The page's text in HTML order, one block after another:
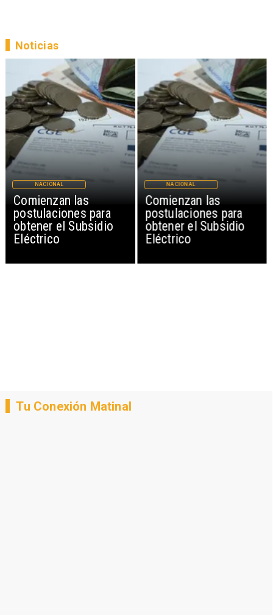
Comienzan las
postulaciones para
obtener el Subsidio
Eléctrico
NACIONAL
Comienzan las
postulaciones para
obtener el Subsidio
Eléctrico
NACIONAL
Noticias
Tu Conexión Matinal